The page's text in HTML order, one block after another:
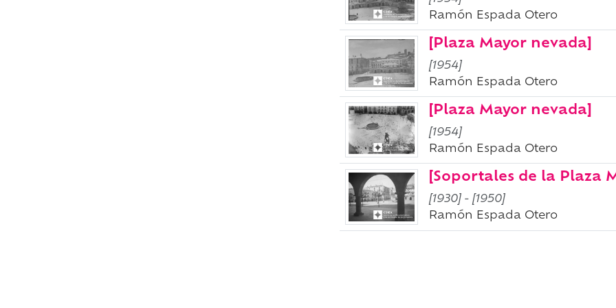
Ramón Espada Otero
[Plaza Mayor nevada]
[1954]
Ramón Espada Otero
[Plaza Mayor nevada]
[1954]
Ramón Espada Otero
[Soportales de la Plaza
[1930] - [1950]
Ramón Espada Otero